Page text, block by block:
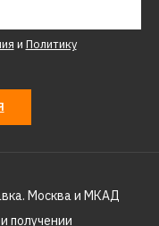
и Политику
Москва и МКАД
получении